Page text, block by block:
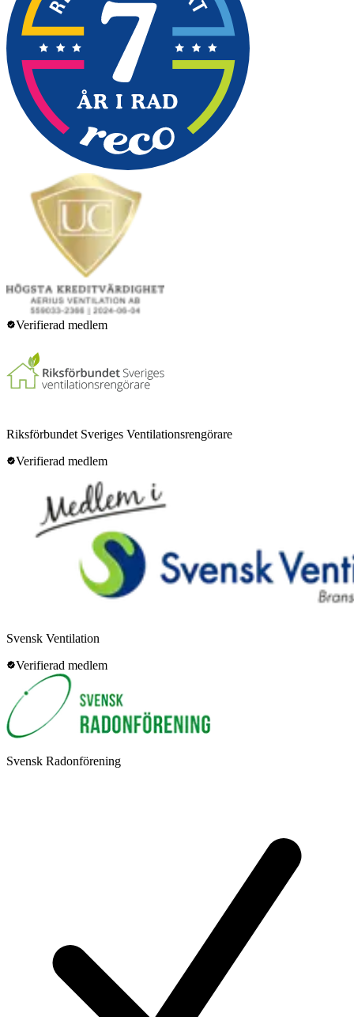
Verifierad medlem
Riksförbundet Sveriges Ventilationsrengörare
Verifierad medlem
Svensk Ventilation
Verifierad medlem
Svensk Radonförening